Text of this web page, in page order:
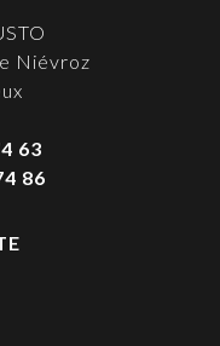
Niévroz
63
86